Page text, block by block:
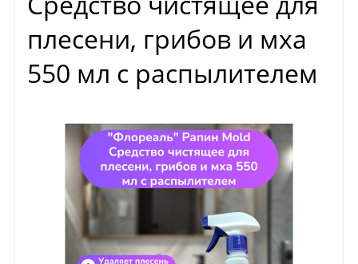
плесени, грибов и мха
550 мл с распылителем